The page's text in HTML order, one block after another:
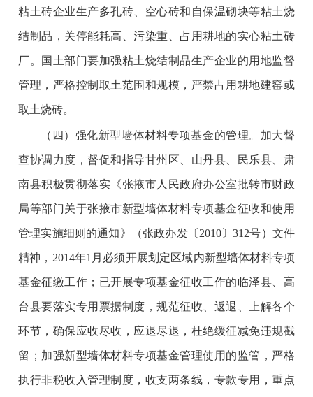
粘土砖企业生产多孔砖、空心砖和自保温砌块等粘土烧
结制品，关停能耗高、污染重、占用耕地的实心粘土砖
厂。国土部门要加强粘土烧结制品生产企业的用地监督
管理，严格控制取土范围和规模，严禁占用耕地建窑或
取土烧砖。
（四）强化新型墙体材料专项基金的管理。加大督
查协调力度，督促和指导甘州区、山丹县、民乐县、肃
南县积极贯彻落实《张掖市人民政府办公室批转市财政
局等部门关于张掖市新型墙体材料专项基金征收和使用
管理实施细则的通知》（张政办发〔2010〕312号）文件
精神，2014年1月必须开展划定区域内新型墙体材料专项
基金征缴工作；已开展专项基金征收工作的临泽县、高
台县要落实专用票据制度，规范征收、返退、上解各个
环节，确保应收尽收，应退尽退，杜绝缓征减免违规截
留；加强新型墙体材料专项基金管理使用的监管，严格
执行非税收入管理制度，收支两条线，专款专用，重点